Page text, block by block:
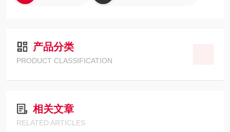
产品分类
PRODUCT CLASSIFICATION
相关文章
RELATED ARTICLES